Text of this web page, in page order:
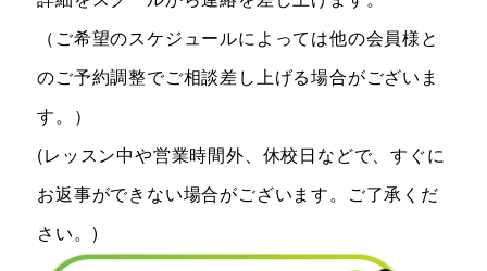
（ご希望のスケジュールによっては他の会員様と
のご予約調整でご相談差し上げる場合がございま
す。）
(レッスン中や営業時間外、休校日などで、すぐに
お返事ができない場合がございます。ご了承くだ
さい。)